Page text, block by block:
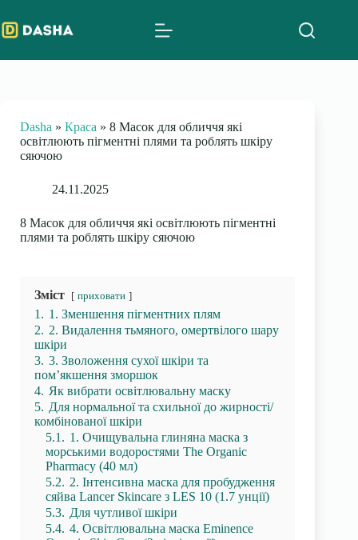
to
content
Dasha » Краса » 8 Масок для обличчя які
освітлюють пігментні плями та роблять шкіру
сяючою
24.11.2025
8 Масок для обличчя які освітлюють пігментні
плями та роблять шкіру сяючою
Зміст приховати
1. 1. Зменшення пігментних плям
2. 2. Видалення тьмяного, омертвілого шару
шкіри
3. 3. Зволоження сухої шкіри та
пом’якшення зморшок
4. Як вибрати освітлювальну маску
5. Для нормальної та схильної до жирності/
комбінованої шкіри
5.1. 1. Очищувальна глиняна маска з
морськими водоростями The Organic
Pharmacy (40 мл)
5.2. 2. Інтенсивна маска для пробудження
сяйва Lancer Skincare з LES 10 (1.7 унції)
5.3. Для чутливої шкіри
5.4. 4. Освітлювальна маска Eminence